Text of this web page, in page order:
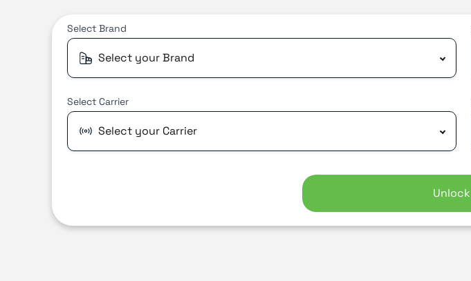
Select Brand
Select your Brand
Select Carrier
Select your Carrier